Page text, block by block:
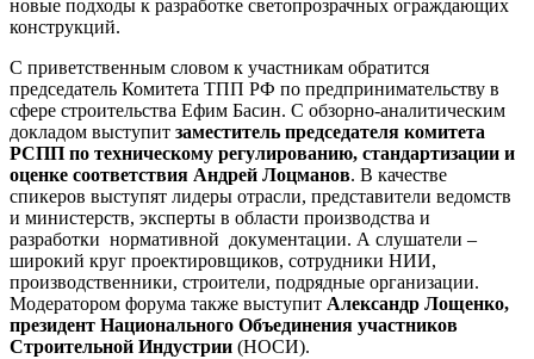
новые подходы к разработке светопрозрачных ограждающих
конструкций.
С приветственным словом к участникам обратится
председатель Комитета ТПП РФ по предпринимательству в
сфере строительства Ефим Басин. С обзорно-аналитическим
докладом выступит заместитель председателя комитета
РСПП по техническому регулированию, стандартизации и
оценке соответствия Андрей Лоцманов. В качестве
спикеров выступят лидеры отрасли, представители ведомств
и министерств, эксперты в области производства и
разработки нормативной документации. А слушатели –
широкий круг проектировщиков, сотрудники НИИ,
производственники, строители, подрядные организации.
Модератором форума также выступит Александр Лощенко,
президент Национального Объединения участников
Строительной Индустрии (НОСИ).